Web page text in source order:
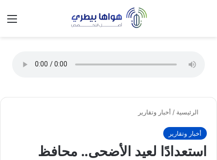
الوضع
الرئيسية / أخبار وتقارير
أخبار وتقارير
استعدادًا لعيد الأضحى.. محافظ